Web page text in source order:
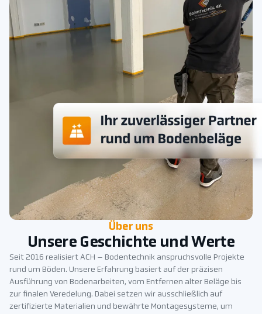
Über uns
Unsere Geschichte und Werte
Seit 2016 realisiert ACH – Bodentechnik anspruchsvolle Projekte
rund um Böden. Unsere Erfahrung basiert auf der präzisen
Ausführung von Bodenarbeiten, vom Entfernen alter Beläge bis
zur finalen Veredelung. Dabei setzen wir ausschließlich auf
zertifizierte Materialien und bewährte Montagesysteme, um